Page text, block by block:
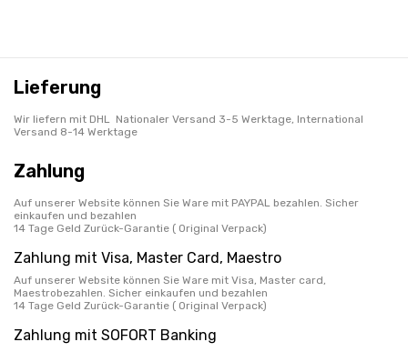
Lieferung
Wir liefern mit DHL Nationaler Versand 3-5 Werktage, International
Versand 8-14 Werktage
Zahlung
Auf unserer Website können Sie Ware mit PAYPAL bezahlen. Sicher
einkaufen und bezahlen
14 Tage Geld Zurück-Garantie ( Original Verpack)
Zahlung mit Visa, Master Card, Maestro
Auf unserer Website können Sie Ware mit Visa, Master card,
Maestrobezahlen. Sicher einkaufen und bezahlen
14 Tage Geld Zurück-Garantie ( Original Verpack)
Zahlung mit SOFORT Banking